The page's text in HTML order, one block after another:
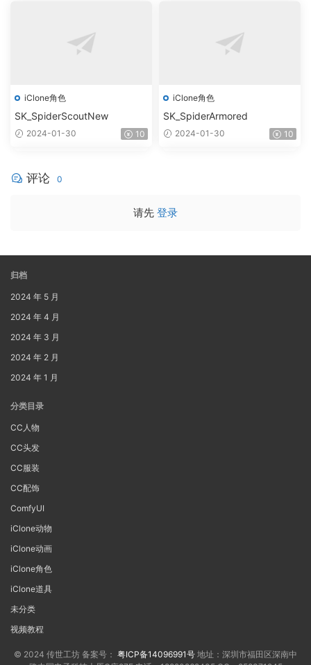
iClone角色
SK_SpiderScoutNew
2024-01-30 10
iClone角色
SK_SpiderArmored
2024-01-30 10
评论 0
请先 登录
归档
2024 年 5 月
2024 年 4 月
2024 年 3 月
2024 年 2 月
2024 年 1 月
分类目录
CC人物
CC头发
CC服装
CC配饰
ComfyUI
iClone动物
iClone动画
iClone角色
iClone道具
未分类
视频教程
© 2024 传世工坊 备案号： 粤ICP备14096991号 地址：深圳市福田区深南中